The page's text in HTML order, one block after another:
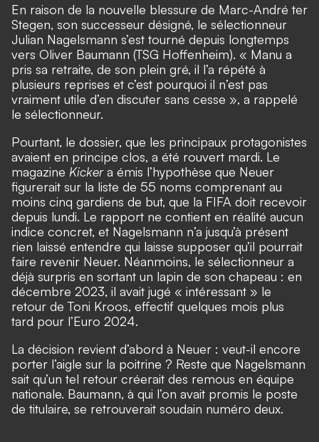
En raison de la nouvelle blessure de Marc-André ter
Stegen, son successeur désigné, le sélectionneur
Julian Nagelsmann s’est tourné depuis longtemps
vers Oliver Baumann (TSG Hoffenheim). « Manu a
pris sa retraite, de son plein gré, il l’a répété à
plusieurs reprises et c’est pourquoi il n’est pas
vraiment utile d’en discuter sans cesse », a rappelé
le sélectionneur.
Pourtant, le dossier, que les principaux protagonistes
avaient en principe clos, a été rouvert mardi. Le
magazine Kickera émis l’hypothèse que Neuer
figurerait sur la liste de 55 noms comprenant au
moins cinq gardiens de but, que la FIFA doit recevoir
depuis lundi. Le rapport ne contient en réalité aucun
indice concret, et Nagelsmann n’a jusqu’à présent
rien laissé entendre qui laisse supposer qu’il pourrait
faire revenir Neuer. Néanmoins, le sélectionneur a
déjà surpris en sortant un lapin de son chapeau : en
décembre 2023, il avait jugé « intéressant » le
retour de Toni Kroos, effectif quelques mois plus
tard pour l’Euro 2024.
La décision revient d’abord à Neuer : veut-il encore
porter l’aigle sur la poitrine ? Reste que Nagelsmann
sait qu’un tel retour créerait des remous en équipe
nationale. Baumann, à qui l’on avait promis le poste
de titulaire, se retrouverait soudain numéro deux.